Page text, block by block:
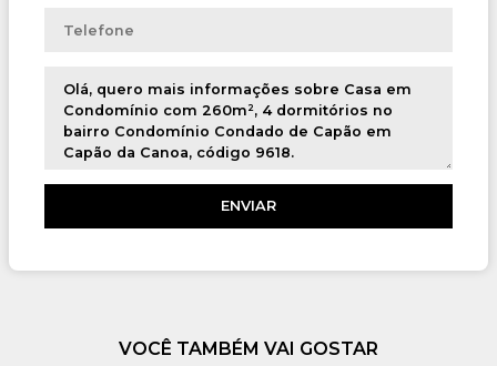
VOCÊ TAMBÉM VAI GOSTAR